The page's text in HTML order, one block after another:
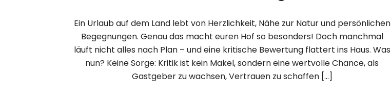
Ein Urlaub auf dem Land lebt von Herzlichkeit, Nähe zur Natur und persönlichen
Begegnungen. Genau das macht euren Hof so besonders! Doch manchmal
läuft nicht alles nach Plan – und eine kritische Bewertung flattert ins Haus. Was
nun? Keine Sorge: Kritik ist kein Makel, sondern eine wertvolle Chance, als
Gastgeber zu wachsen, Vertrauen zu schaffen […]